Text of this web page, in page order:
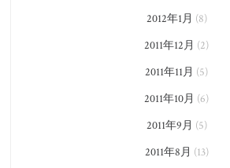
2012年1月 (8)
2011年12月 (2)
2011年11月 (5)
2011年10月 (6)
2011年9月 (5)
2011年8月 (13)